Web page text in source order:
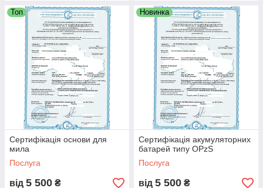
Топ
Сертифікація основи для
мила
Послуга
від 5 500 ₴
Новинка
Сертифікація акумуляторних
батарей типу OPzS
Послуга
від 5 500 ₴